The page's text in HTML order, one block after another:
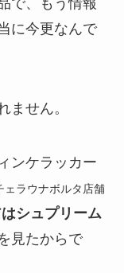
で、もう情報
に今更なんで
ません。
ンケラッカー
ェラウナボルタ店舗
シュプリーム
見たからで